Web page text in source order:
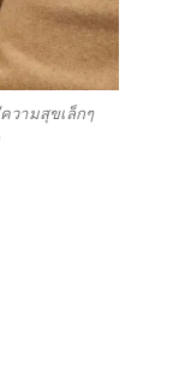
วามสุขเล็กๆ